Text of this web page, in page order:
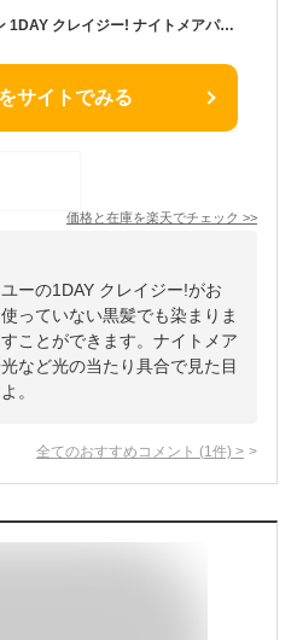
ホーユー hoyu ビューティーン 1DAY クレイジー! ナイトメアパープル 35g ヘアカラー
サイトでみる
価格と在庫を楽天でチェック >>
ーの1DAY クレイジー!がお
っていない黒髪でも染まりま
ことができます。ナイトメア
など光の当たり具合で見た目
。
全てのおすすめコメント (1 件) >